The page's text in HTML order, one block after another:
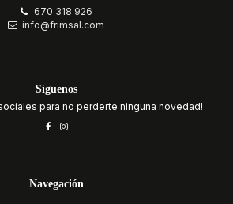
670 318 926
info@frimsal.com
Síguenos
para no perderte ninguna novedad!
Navegación